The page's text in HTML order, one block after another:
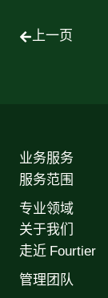
上一页
业务服务
服务范围
专业领域
关于我们
走近 Fourtier
管理团队